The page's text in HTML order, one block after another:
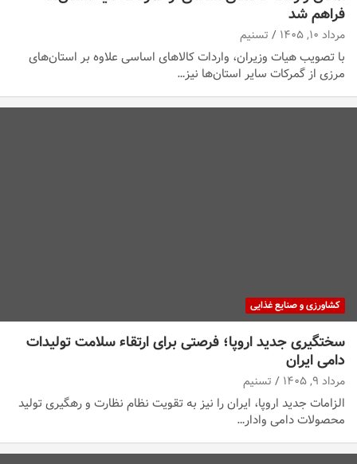
فراهم شد
مرداد ۱۰, ۱۴۰۵ تسنیم
با تصویب هیات وزیران، واردات کالاهای اساسی علاوه بر استان‌های
مرزی از گمرکات سایر استان‌ها نیز…
کشاورزی و صنایع غذایی
سختگیری جدید اروپا؛ فرصتی برای ارتقاء سلامت تولیدات
دامی ایران
مرداد ۹, ۱۴۰۵ تسنیم
الزامات جدید اروپا، ایران را نیز به تقویت نظام نظارت و رهگیری تولید
محصولات دامی وادار…